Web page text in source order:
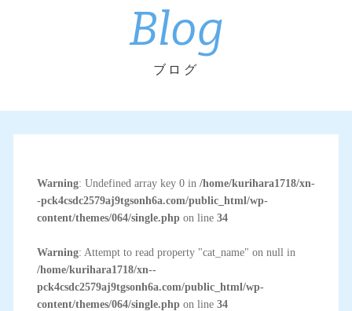
Blog
ブログ
Warning: Undefined array key 0 in /home/kurihara1718/xn-
-pck4csdc2579aj9tgsonh6a.com/public_html/wp-
content/themes/064/single.phpon line 34
Warning: Attempt to read property "cat_name" on null in
/home/kurihara1718/xn--
pck4csdc2579aj9tgsonh6a.com/public_html/wp-
content/themes/064/single.phpon line 34